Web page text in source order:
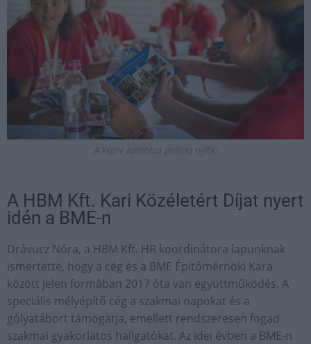
A képre kattintva galéria nyílik!
A HBM Kft. Kari Közéletért Díjat nyert
idén a BME-n
Drávucz Nóra, a HBM Kft. HR koordinátora lapunknak
ismertette, hogy a cég és a BME Építőmérnöki Kara
között jelen formában 2017 óta van együttműködés. A
speciális mélyépítő cég a szakmai napokat és a
gólyatábort támogatja, emellett rendszeresen fogad
szakmai gyakorlatos hallgatókat. Az idei évben a BME-n